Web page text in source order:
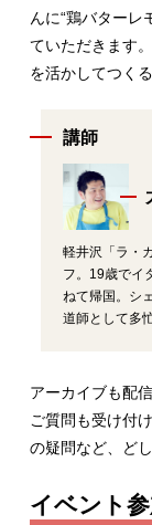
んに“鶏バターレ
ていただきます
を活かしてつく
講師
軽井沢「ラ・
フ。19歳でイ
ねて帰国。シ
道師として多
アーカイブも配
ご質問も受け付
の疑問など、ど
イベント